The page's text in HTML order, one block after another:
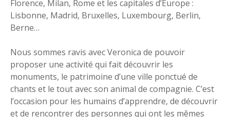
Florence, Milan, Rome et les capitales d’Europe :
Lisbonne, Madrid, Bruxelles, Luxembourg, Berlin,
Berne…
Nous sommes ravis avec Veronica de pouvoir
proposer une activité qui fait découvrir les
monuments, le patrimoine d’une ville ponctué de
chants et le tout avec son animal de compagnie. C’est
l’occasion pour les humains d’apprendre, de découvrir
et de rencontrer des personnes qui ont les mêmes